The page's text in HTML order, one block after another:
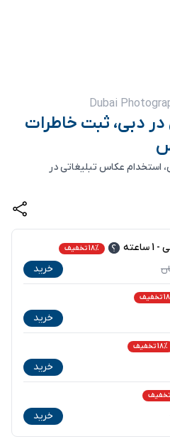
Dubai
در دبی، ثبت خاطرات
استخدام عکاس تبلیغاتی در
18% تخفیف
خرید
خرید
18% تخفیف
خرید
خرید